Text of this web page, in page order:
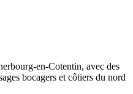
en-Cotentin, avec des
bocagers et côtiers du nord